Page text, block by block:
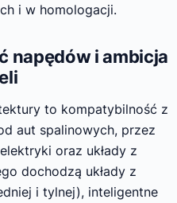
i w homologacji.
napędów i ambicja
to kompatybilność z
aut spalinowych, przez
oraz układy z
dochodzą układy z
i tylnej), inteligentne